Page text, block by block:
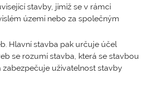
stavby, jimiž se v rámci
území nebo za společným
Hlavní stavba pak určuje účel
se rozumí stavba, která se stavbou
uživatelnost stavby